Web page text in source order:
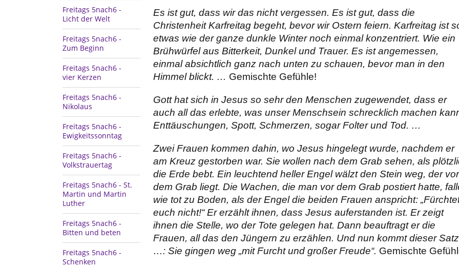
Freitags 5nach6 -
Licht der Welt
Freitags 5nach6 -
Zum Beginn
Freitags 5nach6 -
vier Kerzen
Freitags 5nach6 -
Nikolaus
Freitags 5nach6 -
Ewigkeitssonntag
Freitags 5nach6 -
Volkstrauertag
Freitags 5nach6 - St.
Martin und Martin
Luther
Freitags 5nach6 -
Bitten und beten
Freitags 5nach6 -
Schenken
Es ist gut, dass wir das nicht vergessen. Es ist gut, dass die
Christenheit Karfreitag begeht, bevor wir Ostern feiern. Karfreitag ist
etwas wie der ganze dunkle Winter noch einmal konzentriert. Wie ein
Brühwürfel aus Bitterkeit, Dunkel und Trauer. Es ist angemessen,
einmal absichtlich ganz nach unten zu schauen, bevor man in den
Himmel blickt. … Gemischte Gefühle!
Gott hat sich in Jesus so sehr den Menschen zugewendet, dass er
auch all das erlebte, was unser Menschsein schrecklich machen
Enttäuschungen, Spott, Schmerzen, sogar Folter und Tod. …
Zwei Frauen kommen dahin, wo Jesus hingelegt wurde, nachdem er
am Kreuz gestorben war. Sie wollen nach dem Grab sehen, als
die Erde bebt. Ein leuchtend heller Engel wälzt den Stein weg, der vor
dem Grab liegt. Die Wachen, die man vor dem Grab postiert hatte,
wie tot zu Boden, als der Engel die beiden Frauen anspricht:
euch nicht!“ Er erzählt ihnen, dass Jesus auferstanden ist. Er zeigt
ihnen die Stelle, wo der Tote gelegen hat. Dann beauftragt er die
Frauen, all das den Jüngern zu erzählen. Und nun kommt dieser
…: Sie gingen weg „mit Furcht und großer Freude“. Gemischte